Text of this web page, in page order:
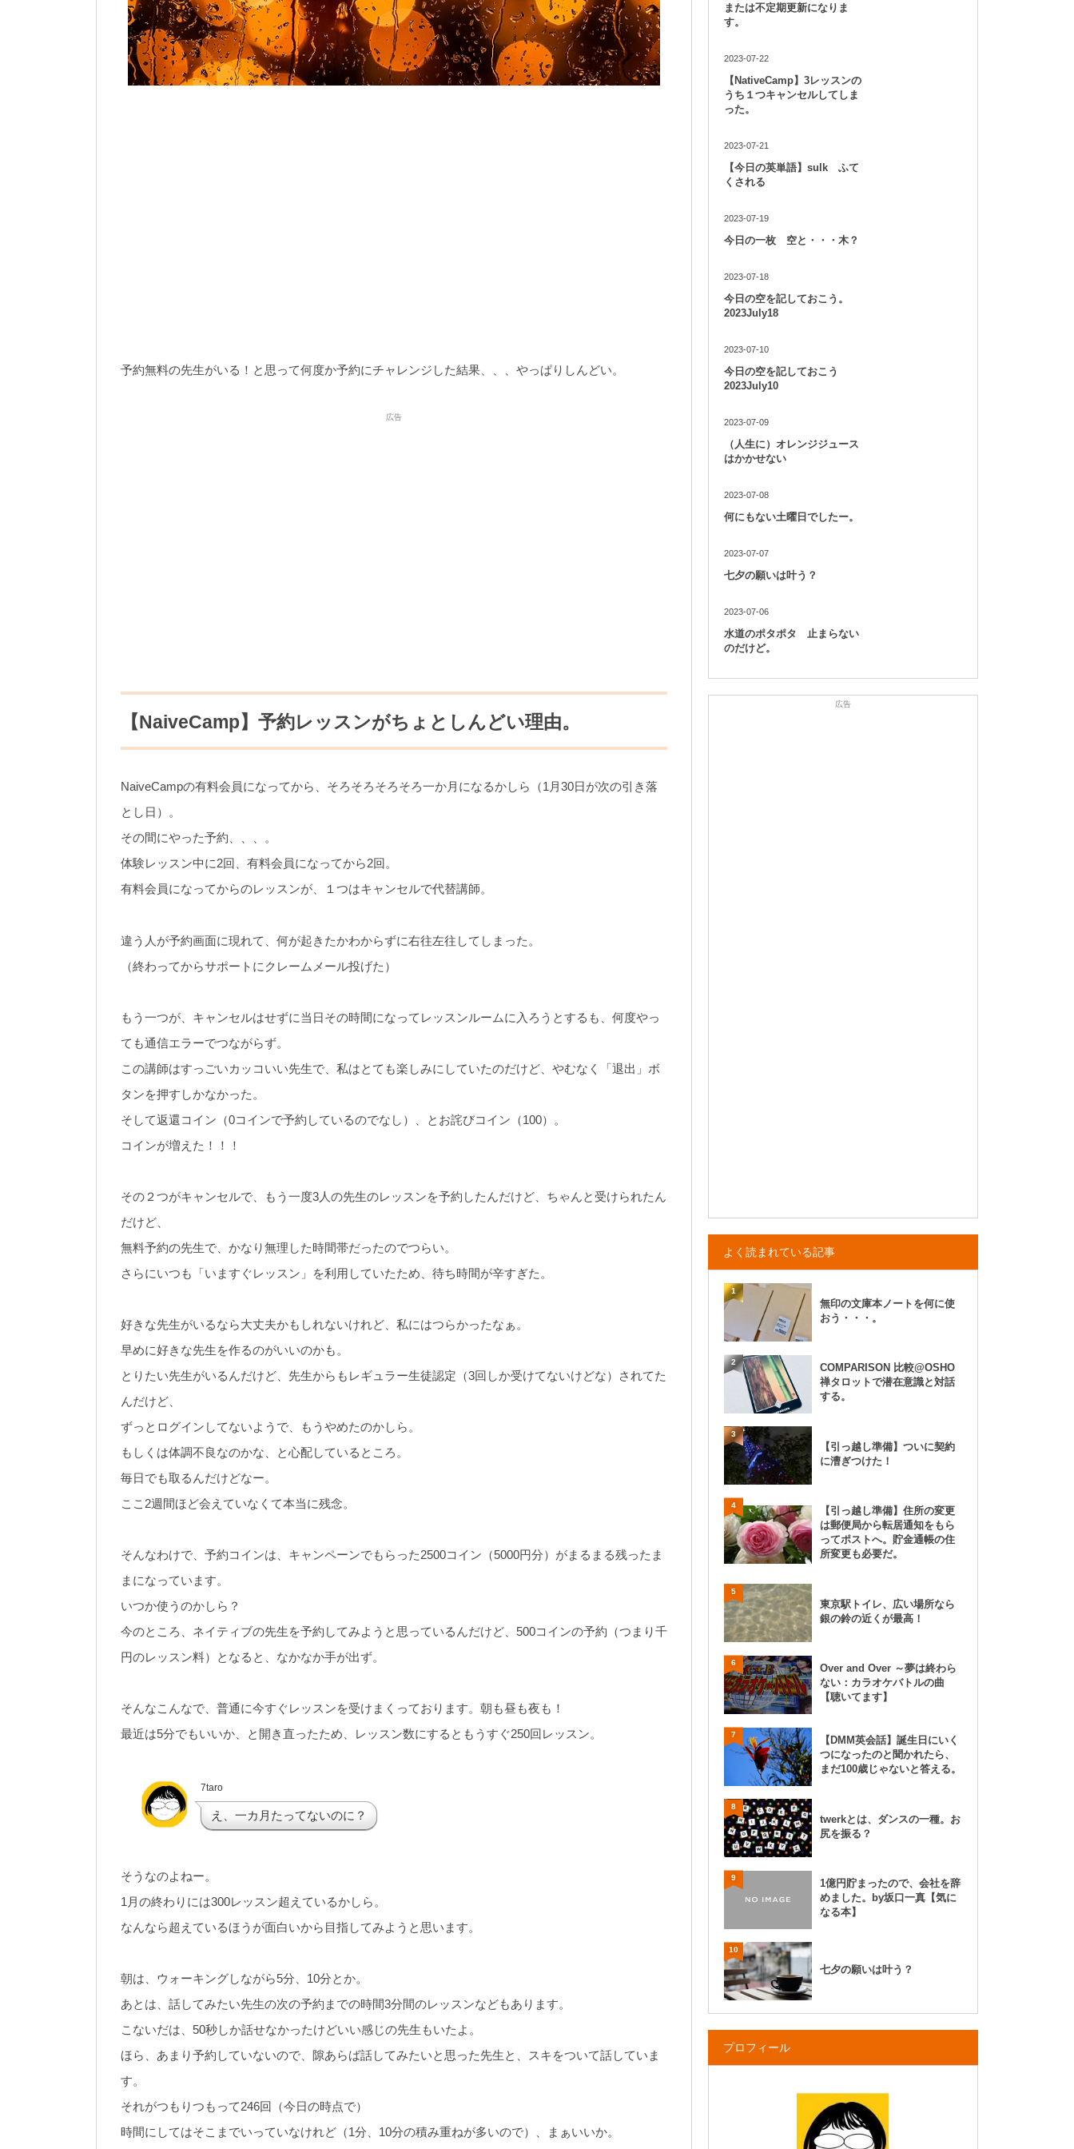
予約無料の先生がいる！と思って何度か予約にチャレンジした結果、、、やっぱりしんどい。
広告
【NaiveCamp】予約レッスンがちょとしんどい理由。
NaiveCampの有料会員になってから、そろそろそろそろ一か月になるかしら（1月30日が次の引き落
とし日）。
その間にやった予約、、、。
体験レッスン中に2回、有料会員になってから2回。
有料会員になってからのレッスンが、１つはキャンセルで代替講師。
違う人が予約画面に現れて、何が起きたかわからずに右往左往してしまった。
（終わってからサポートにクレームメール投げた）
もう一つが、キャンセルはせずに当日その時間になってレッスンルームに入ろうとするも、何度やっ
ても通信エラーでつながらず。
この講師はすっごいカッコいい先生で、私はとても楽しみにしていたのだけど、やむなく「退出」ボ
タンを押すしかなかった。
そして返還コイン（0コインで予約しているのでなし）、とお詫びコイン（100）。
コインが増えた！！！
その２つがキャンセルで、もう一度3人の先生のレッスンを予約したんだけど、ちゃんと受けられたん
だけど、
無料予約の先生で、かなり無理した時間帯だったのでつらい。
さらにいつも「いますぐレッスン」を利用していたため、待ち時間が辛すぎた。
好きな先生がいるなら大丈夫かもしれないけれど、私にはつらかったなぁ。
早めに好きな先生を作るのがいいのかも。
とりたい先生がいるんだけど、先生からもレギュラー生徒認定（3回しか受けてないけどな）されてた
んだけど、
ずっとログインしてないようで、もうやめたのかしら。
もしくは体調不良なのかな、と心配しているところ。
毎日でも取るんだけどなー。
ここ2週間ほど会えていなくて本当に残念。
そんなわけで、予約コインは、キャンペーンでもらった2500コイン（5000円分）がまるまる残ったま
まになっています。
いつか使うのかしら？
今のところ、ネイティブの先生を予約してみようと思っているんだけど、500コインの予約（つまり千
円のレッスン料）となると、なかなか手が出ず。
そんなこんなで、普通に今すぐレッスンを受けまくっております。朝も昼も夜も！
最近は5分でもいいか、と開き直ったため、レッスン数にするともうすぐ250回レッスン。
7taro
え、一カ月たってないのに？
そうなのよねー。
1月の終わりには300レッスン超えているかしら。
なんなら超えているほうが面白いから目指してみようと思います。
朝は、ウォーキングしながら5分、10分とか。
あとは、話してみたい先生の次の予約までの時間3分間のレッスンなどもあります。
こないだは、50秒しか話せなかったけどいい感じの先生もいたよ。
ほら、あまり予約していないので、隙あらば話してみたいと思った先生と、スキをついて話していま
す。
それがつもりつもって246回（今日の時点で）
時間にしてはそこまでいっていなけれど（1分、10分の積み重ねが多いので）、まぁいいか。
または不定期更新になりま
す。
2023-07-22
【NativeCamp】3レッスンの
うち１つキャンセルしてしま
った。
2023-07-21
【今日の英単語】sulk ふて
くされる
2023-07-19
今日の一枚 空と・・・木？
2023-07-18
今日の空を記しておこう。
2023July18
2023-07-10
今日の空を記しておこう
2023July10
2023-07-09
（人生に）オレンジジュース
はかかせない
2023-07-08
何にもない土曜日でしたー。
2023-07-07
七夕の願いは叶う？
2023-07-06
水道のポタポタ 止まらない
のだけど。
広告
よく読まれている記事
1
無印の文庫本ノートを何に使
おう・・・。
2
COMPARISON 比較@OSHO
禅タロットで潜在意識と対話
する。
3
【引っ越し準備】ついに契約
に漕ぎつけた！
4
【引っ越し準備】住所の変更
は郵便局から転居通知をもら
ってポストへ。貯金通帳の住
所変更も必要だ。
5
東京駅トイレ、広い場所なら
銀の鈴の近くが最高！
6
Over and Over ～夢は終わら
ない：カラオケバトルの曲
【聴いてます】
7
【DMM英会話】誕生日にいく
つになったのと聞かれたら、
まだ100歳じゃないと答える。
8
twerkとは、ダンスの一種。お
尻を振る？
9
1億円貯まったので、会社を辞
めました。by坂口一真【気に
なる本】
10
七夕の願いは叶う？
プロフィール